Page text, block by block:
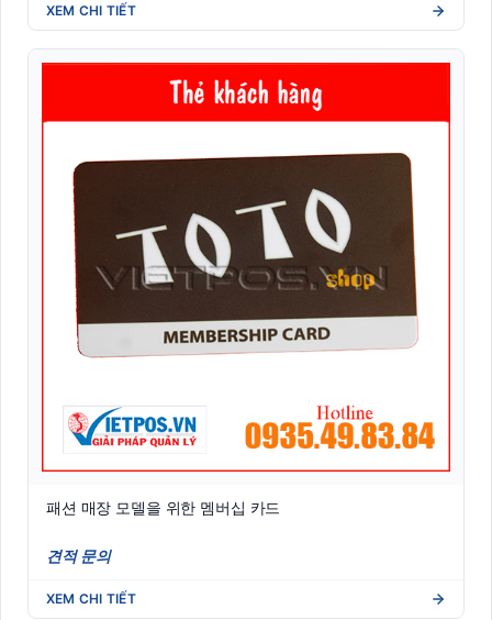
XEM CHI TIẾT
패션 매장 모델을 위한 멤버십 카드
견적 문의
XEM CHI TIẾT